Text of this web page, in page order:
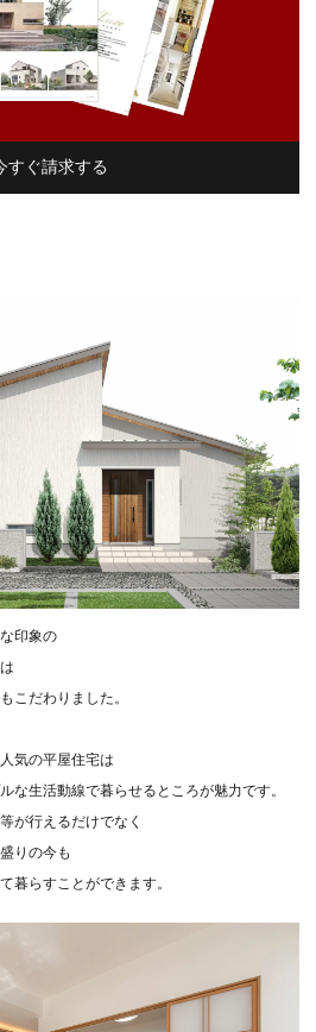
すぐ請求する
印象の
こだわりました。
気の平屋住宅は
な生活動線で暮らせるところが魅力です。
が行えるだけでなく
りの今も
暮らすことができます。